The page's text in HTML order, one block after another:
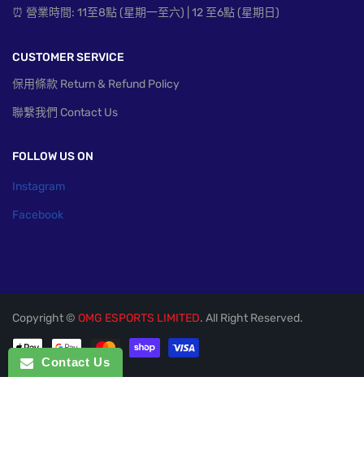
⏰ 營業時間: 11至8點 (星期一至六) | 12 至6點 (星期日)
CUSTOMER SERVICE
保用條款 Return & Refund Policy
聯繫我們 Contact Us
FOLLOW US ON
Instagram
Facebook
Copyright © OMG ESPORTS LIMITED. All Right Reserved.
付款方式
Contact Us